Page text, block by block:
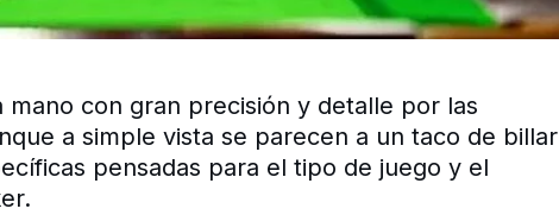
con gran precisión y detalle por las
a simple vista se parecen a un taco de billar
pensadas para el tipo de juego y el